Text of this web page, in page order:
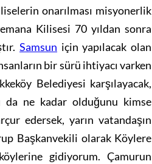
onarılması misyonerlik
Kilisesi 70 yıldan sonra
Samsun için yapılacak olan
bir sürü ihtiyacı varken
Belediyesi karşılayacak,
da ne kadar olduğunu kimse
edersek, yarın vatandaşın
Başkanvekili olarak Köylere
gidiyorum. Çamurun